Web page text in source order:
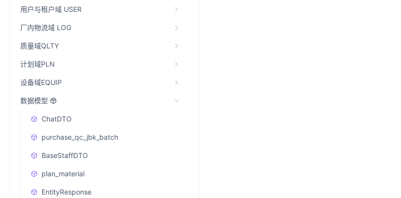
用户与租户域 USER
厂内物流域 LOG
质量域QLTY
计划域PLN
设备域EQUIP
数据模型
ChatDTO
purchase_qc_jbk_batch
BaseStaffDTO
plan_material
EntityResponse